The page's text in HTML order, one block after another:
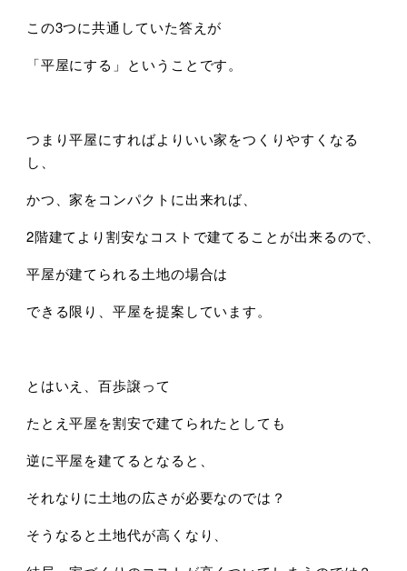
この3つに共通していた答えが
「平屋にする」ということです。
つまり平屋にすればよりいい家をつくりやすくなる
し、
かつ、家をコンパクトに出来れば、
2階建てより割安なコストで建てることが出来るので、
平屋が建てられる土地の場合は
できる限り、平屋を提案しています。
とはいえ、百歩譲って
たとえ平屋を割安で建てられたとしても
逆に平屋を建てるとなると、
それなりに土地の広さが必要なのでは？
そうなると土地代が高くなり、